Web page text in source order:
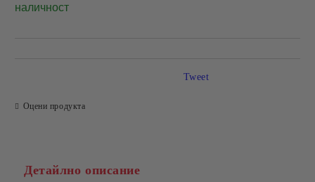
наличност
Оцени продукта
Tweet
Детайлно описание